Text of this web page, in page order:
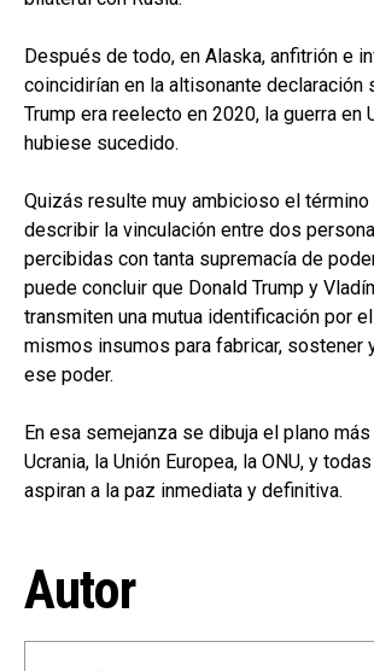
Después de todo, en Alaska, anfitrión e
coincidirían en la altisonante declaración
Trump era reelecto en 2020, la guerra en
hubiese sucedido.
Quizás resulte muy ambicioso el término
describir la vinculación entre dos
percibidas con tanta supremacía de
puede concluir que Donald Trump y
transmiten una mutua identificación por
mismos insumos para fabricar, sostener
ese poder.
En esa semejanza se dibuja el plano
Ucrania, la Unión Europea, la ONU, y
aspiran a la paz inmediata y definitiva.
Autor